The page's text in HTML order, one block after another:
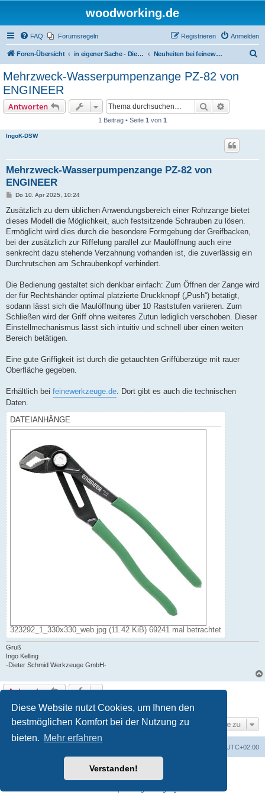
Diese Website nutzt Cookies, um Ihnen den
bestmöglichen Komfort bei der Nutzung zu
bieten. Mehr erfahren
Verstanden!
woodworking.de
FAQ Forumsregeln Anmelden
Registrieren
Foren-Übersicht in eigener Sache - Dieter Schmid Werkzeuge GmbH Neuheiten bei feinewerkzeuge.de
Mehrzweck-Wasserpumpenzange PZ-82 von
ENGINEER
Antworten Suche
1 Beitrag • Seite 1 von 1
IngoK-DSW
Mehrzweck-Wasserpumpenzange PZ-82 von
ENGINEER
B
i
r
a
Do 10. Apr 2025, 10:24
Zusätzlich zu dem üblichen Anwendungsbereich einer Rohrzange bietet
dieses Modell die Möglichkeit, auch festsitzende Schrauben zu lösen.
Ermöglicht wird dies durch die besondere Formgebung der Greifbacken,
bei der zusätzlich zur Riffelung parallel zur Maulöffnung auch eine
senkrecht dazu stehende Verzahnung vorhanden ist, die zuverlässig ein
Durchrutschen am Schraubenkopf verhindert.
Die Bedienung gestaltet sich denkbar einfach: Zum Öffnen der Zange wird
der für Rechtshänder optimal platzierte Druckknopf („Push“) betätigt,
sodann lässt sich die Maulöffnung über 10 Raststufen variieren. Zum
Schließen wird der Griff ohne weiteres Zutun lediglich verschoben. Dieser
Einstellmechanismus lässt sich intuitiv und schnell über einen weiten
Bereich betätigen.
Eine gute Griffigkeit ist durch die getauchten Griffüberzüge mit rauer
Oberfläche gegeben.
Erhältlich bei feinewerkzeuge.de. Dort gibt es auch die technischen
Daten.
DATEIANHÄNGE
323292_1_330x330_web.jpg (11.42 KiB) 69241 mal betrachtet
Gruß
Ingo Kelling
-Dieter Schmid Werkzeuge GmbH-
Antworten
1 Beitrag • Seite1von1
Gehe zu
UTC+02:00
Powered byphpBB® Forum Software © phpBB Limited
Deutsche Übersetzung durchphpBB.de